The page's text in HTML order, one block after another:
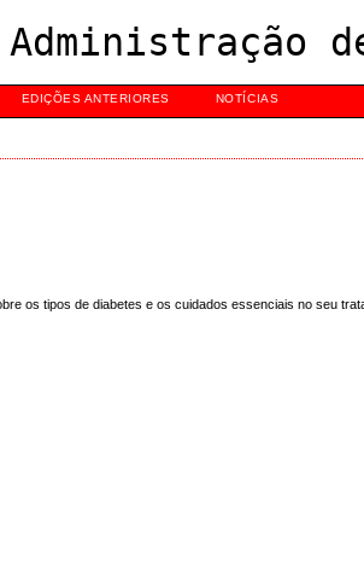
EDIÇÕES ANTERIORES NOTÍCIAS
os tipos de diabetes e os cuidados essenciais no seu